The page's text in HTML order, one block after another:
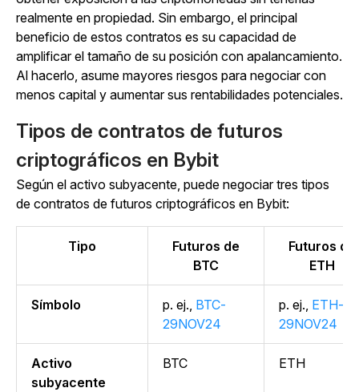
realmente en propiedad. Sin embargo, el principal
beneficio de estos contratos es su capacidad de
amplificar el tamaño de su posición con apalancamiento.
Al hacerlo, asume mayores riesgos para negociar con
menos capital y aumentar sus rentabilidades potenciales.
Tipos de contratos de futuros
criptográficos en Bybit
Según el activo subyacente, puede negociar tres tipos
de contratos de futuros criptográficos en Bybit:
Tipo
Futuros de
BTC
Futuros de
ETH
Símbolo p. ej., BTC-
29NOV24
p. ej., ETH-
29NOV24
Activo
subyacente
BTC ETH